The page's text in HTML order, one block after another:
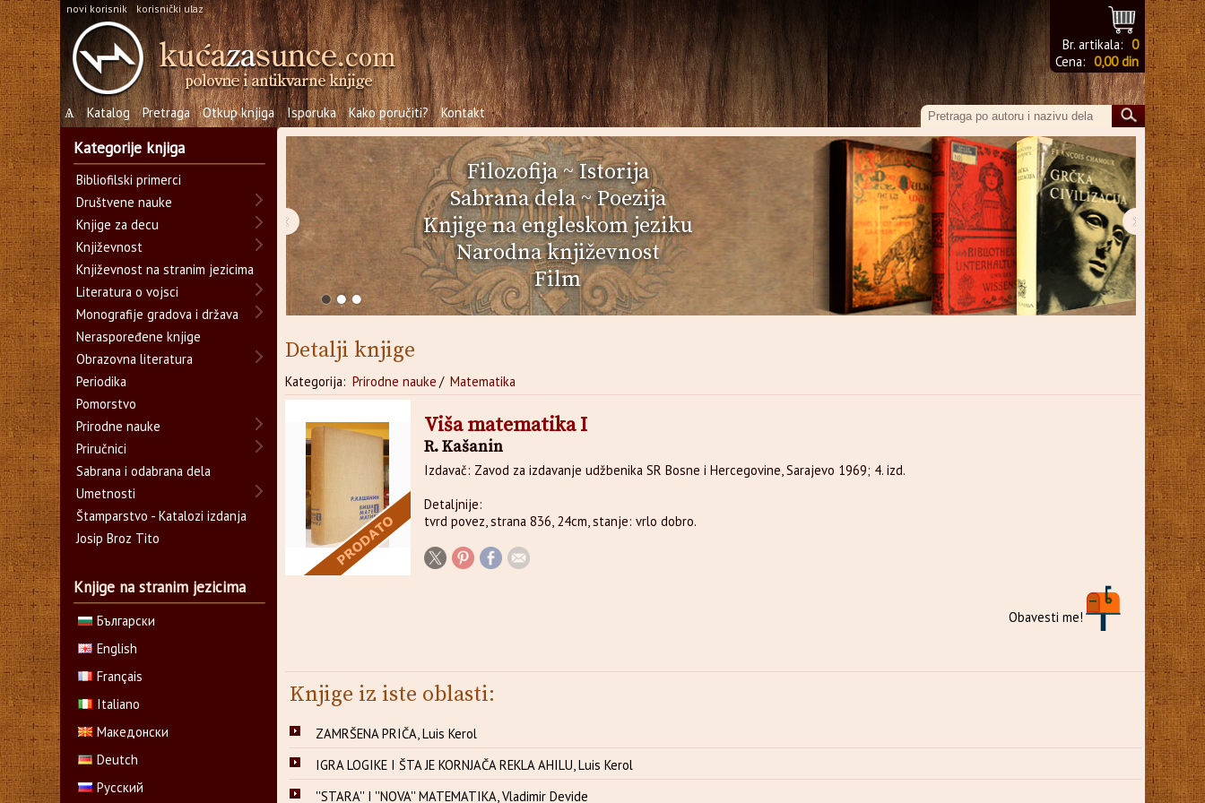
novi korisnik korisnički ulaz
Br. artikala: 0
Cena: 0,00 din
Ѧ Katalog Pretraga Otkup knjiga Isporuka Kako poručiti? Kontakt
Filozofija~Istorija
Sabrana dela~Poezija
Knjige na engleskom jeziku
Narodna književnost
Film
‹ ›
Detalji knjige
Kategorija: Prirodne nauke / Matematika
Viša matematika I
R. Kašanin
Izdavač: Zavod za izdavanje udžbenika SR Bosne i Hercegovine, Sarajevo 1969; 4. izd.
Detaljnije:
tvrd povez, strana 836, 24cm, stanje: vrlo dobro.
Obavesti me!
Knjige iz iste oblasti:
ZAMRŠENA PRIČA, Luis Kerol
IGRA LOGIKE I ŠTA JE KORNJAČA REKLA AHILU, Luis Kerol
''STARA'' I ''NOVA'' MATEMATIKA, Vladimir Devide
Kategorije knjiga
Bibliofilski primerci
Društvene nauke
Knjige za decu
Književnost
Književnost na stranim jezicima
Literatura o vojsci
Monografije gradova i država
Neraspoređene knjige
Obrazovna literatura
Periodika
Pomorstvo
Prirodne nauke
Priručnici
Sabrana i odabrana dela
Umetnosti
Štamparstvo - Katalozi izdanja
Josip Broz Tito
Knjige na stranim jezicima
Български
English
Français
Italiano
Македонски
Deutch
Русский